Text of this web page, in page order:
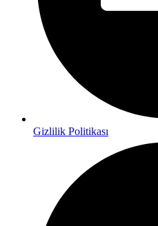
Gizlilik Politikası